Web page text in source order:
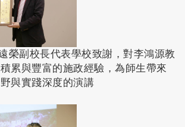
榮副校長代表學校致謝，對李鴻源教
累與豐富的施政經驗，為師生帶來
與實踐深度的演講